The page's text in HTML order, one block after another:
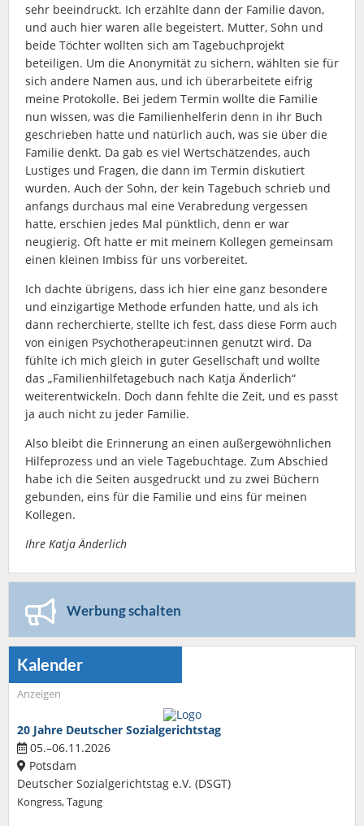
sehr beeindruckt. Ich erzählte dann der Familie davon,
und auch hier waren alle begeistert. Mutter, Sohn und
beide Töchter wollten sich am Tagebuchprojekt
beteiligen. Um die Anonymität zu sichern, wählten sie für
sich andere Namen aus, und ich überarbeitete eifrig
meine Protokolle. Bei jedem Termin wollte die Familie
nun wissen, was die Familienhelferin denn in ihr Buch
geschrieben hatte und natürlich auch, was sie über die
Familie denkt. Da gab es viel Wertschätzendes, auch
Lustiges und Fragen, die dann im Termin diskutiert
wurden. Auch der Sohn, der kein Tagebuch schrieb und
anfangs durchaus mal eine Verabredung vergessen
hatte, erschien jedes Mal pünktlich, denn er war
neugierig. Oft hatte er mit meinem Kollegen gemeinsam
einen kleinen Imbiss für uns vorbereitet.
Ich dachte übrigens, dass ich hier eine ganz besondere
und einzigartige Methode erfunden hatte, und als ich
dann recherchierte, stellte ich fest, dass diese Form auch
von einigen Psychotherapeut:innen genutzt wird. Da
fühlte ich mich gleich in guter Gesellschaft und wollte
das „Familienhilfetagebuch nach Katja Änderlich“
weiterentwickeln. Doch dann fehlte die Zeit, und es passt
ja auch nicht zu jeder Familie.
Also bleibt die Erinnerung an einen außergewöhnlichen
Hilfeprozess und an viele Tagebuchtage. Zum Abschied
habe ich die Seiten ausgedruckt und zu zwei Büchern
gebunden, eins für die Familie und eins für meinen
Kollegen.
Ihre Katja Änderlich
Werbung schalten
Kalender
Anzeigen
20 Jahre Deutscher Sozialgerichtstag
05.–06.11.2026
Potsdam
Deutscher Sozialgerichtstag e.V. (DSGT)
Kongress, Tagung